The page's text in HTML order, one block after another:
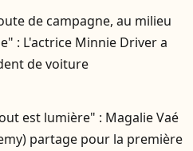
de campagne, au milieu
: L'actrice Minnie Driver a
de voiture
est lumière" : Magalie Vaé
partage pour la première